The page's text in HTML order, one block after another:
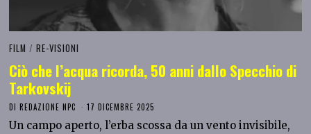
FILM / RE-VISIONI
Ciò che l’acqua ricorda, 50 anni dallo Specchio di
Tarkovskij
DIREDAZIONE NPC 17 DICEMBRE 2025
Un campo aperto, l’erba scossa da un vento invisibile,